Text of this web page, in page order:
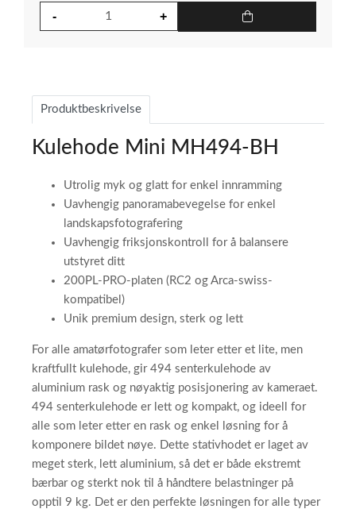
Produktbeskrivelse
Kulehode Mini MH494-BH
Utrolig myk og glatt for enkel innramming
Uavhengig panoramabevegelse for enkel
landskapsfotografering
Uavhengig friksjonskontroll for å balansere
utstyret ditt
200PL-PRO-platen (RC2 og Arca-swiss-
kompatibel)
Unik premium design, sterk og lett
For alle amatørfotografer som leter etter et lite, men
kraftfullt kulehode, gir 494 senterkulehode av
aluminium rask og nøyaktig posisjonering av kameraet.
494 senterkulehode er lett og kompakt, og ideell for
alle som leter etter en rask og enkel løsning for å
komponere bildet nøye. Dette stativhodet er laget av
meget sterk, lett aluminium, så det er både ekstremt
bærbar og sterkt nok til å håndtere belastninger på
opptil 9 kg. Det er den perfekte løsningen for alle typer